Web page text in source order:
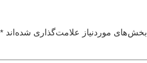
بخش‌های موردنیاز علامت‌گذاری شده‌اند *